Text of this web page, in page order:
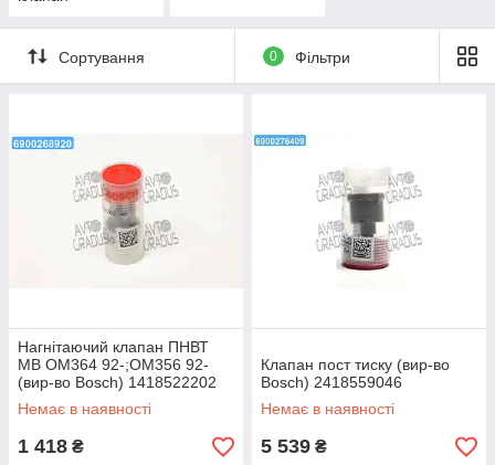
Сортування 0 Фільтри
Нагнітаючий клапан ПНВТ
MB OM364 92-;OM356 92-
(вир-во Bosch) 1418522202
Немає в наявності
1 418 ₴
Клапан пост тиску (вир-во
Bosch) 2418559046
Немає в наявності
5 539 ₴